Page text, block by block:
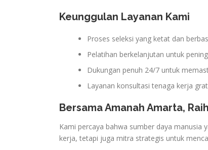
Keunggulan Layanan Kami
Proses seleksi yang ketat dan
Pelatihan berkelanjutan untuk
Dukungan penuh 24/7 untuk
Layanan konsultasi tenaga kerja
Bersama Amanah Amarta,
Kami percaya bahwa sumber daya manusia
kerja, tetapi juga mitra strategis untuk